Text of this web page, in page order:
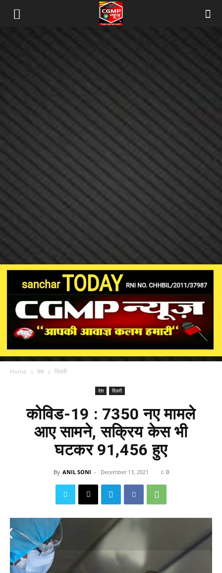
Home देश दिल्ली
देश दिल्ली
कोविड-19 : 7350 नए मामले
आए सामने, सक्रिय केस भी
घटकर 91,456 हुए
By ANIL SONI - December 13, 2021 0